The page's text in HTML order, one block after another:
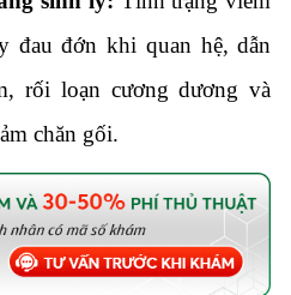
đau đớn khi quan hệ, dẫn
rối loạn cương dương và
chăn gối.